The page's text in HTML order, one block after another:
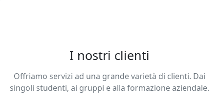
I nostri clienti
Offriamo servizi ad una grande varietà di clienti. Dai
singoli studenti, ai gruppi e alla formazione aziendale.